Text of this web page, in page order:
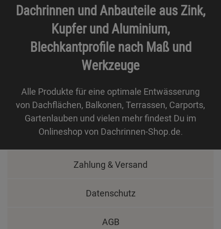
Dachrinnen und Anbauteile aus Zink,
Kupfer und Aluminium,
Blechkantprofile nach Maß und
Werkzeuge
Alle Produkte für eine optimale Entwässerung
von Dachflächen, Balkonen, Terrassen, Carports,
Gartenlauben und vielen mehr findest Du im
Onlineshop von Dachrinnen-Shop.de.
Zahlung & Versand
Datenschutz
AGB